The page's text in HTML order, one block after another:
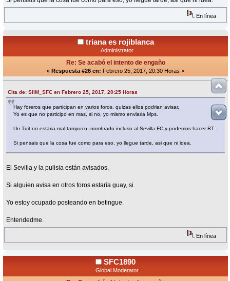
En línea
triana es rojiblanca
Administrator
Re: Se acabó el intento de engaño
« Respuesta #26 en: Febrero 25, 2017, 20:30 Horas »
Cita de: SliM_SFC en Febrero 25, 2017, 20:25 Horas
Hay foreros que participan en varios foros, quizas ellos podrian avisar.
Yo es que no participo en mas, si no, yo mismo enviaria Mps.
Un Tuit no estaria mal tampoco, nombrado incluso al Sevilla FC y podemos hacer RT.
Si pensais que la cosa fue como para eso, yo llegue tarde, asi que ni idea.
El Sevilla y la pulisia están avisados.
Si alguien avisa en otros foros estaría guay, si.
Yo estoy ocupado posteando en betingue.
Entendedme.
En línea
SFC1890
Global Moderator